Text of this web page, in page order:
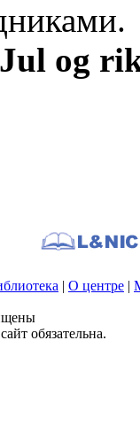
og
| О центре |
обязательна.